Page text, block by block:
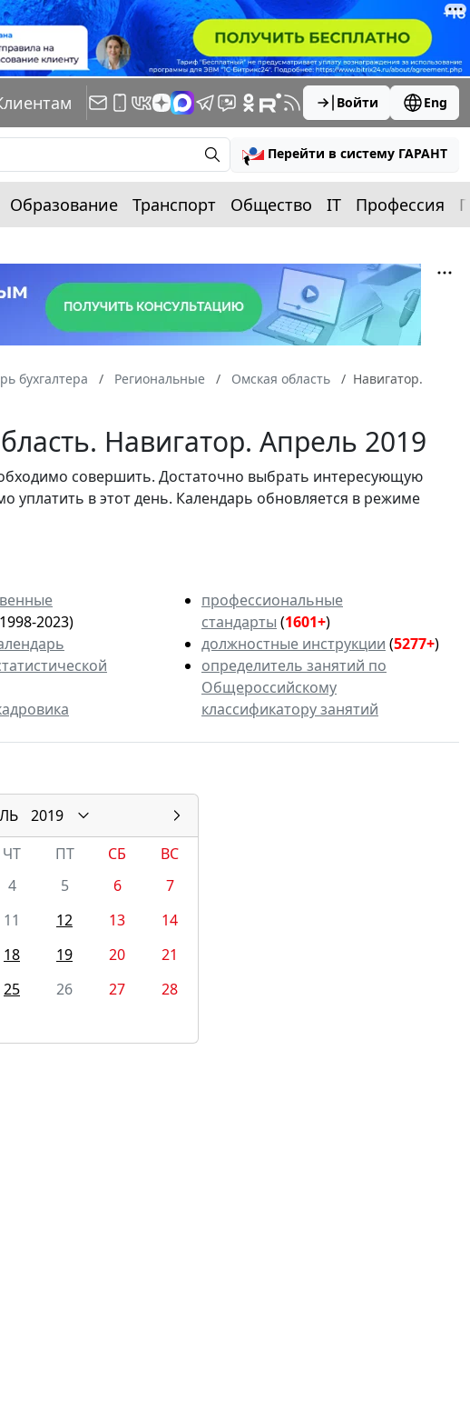
Войти Eng
Перейти в систему ГАРАНТ
Образование Транспорт Общество IT Профессия
бухгалтера Региональные Омская область
Навигатор.
Навигатор. Апрель 2019
совершить. Достаточно выбрать интересующую
уплатить в этот день. Календарь обновляется в режиме
2023)
профессиональные
стандарты (1601+)
должностные инструкции (5277+)
определитель занятий по
Общероссийскому
классификатору занятий
2019
ЧТ ПТ СБ
ВС
4 5 6
7
11 12 13
14
18 19 20
21
25 26 27
28